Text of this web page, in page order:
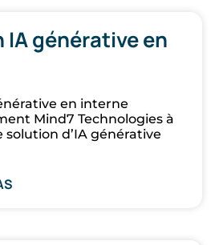
générative en
en interne
Mind7 Technologies à
solution d’IA générative